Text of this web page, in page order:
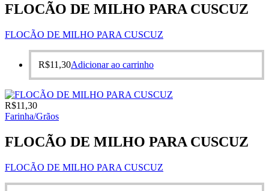
FLOCÃO DE MILHO PARA CUSCUZ
FLOCÃO DE MILHO PARA CUSCUZ
R$11,30Adicionar ao carrinho
R$11,30
Farinha/Grãos
FLOCÃO DE MILHO PARA CUSCUZ
FLOCÃO DE MILHO PARA CUSCUZ